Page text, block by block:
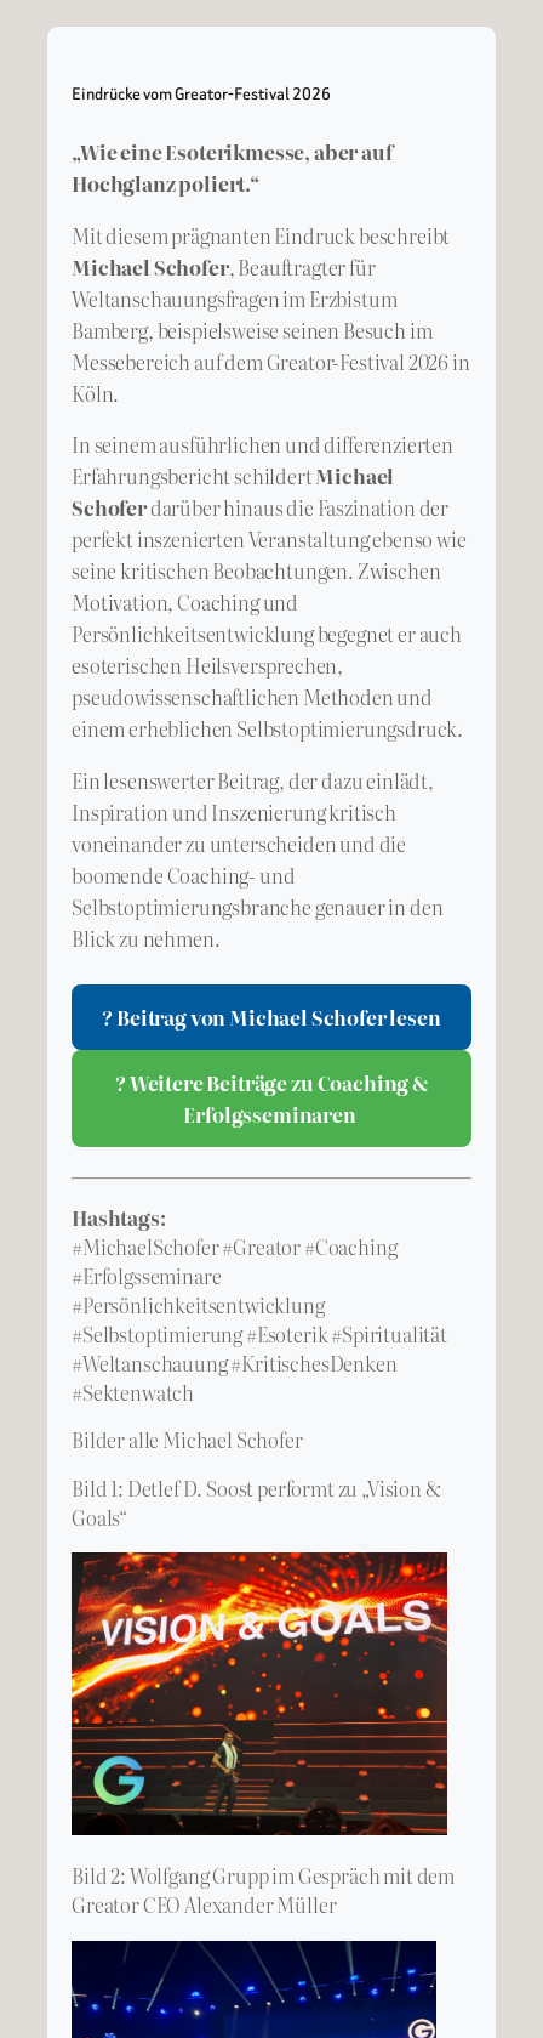
Eindrücke vom Greator-Festival 2026
„Wie eine Esoterikmesse, aber auf
Hochglanz poliert.“
Mit diesem prägnanten Eindruck beschreibt
Michael Schofer, Beauftragter für
Weltanschauungsfragen im Erzbistum
Bamberg, beispielsweise seinen Besuch im
Messebereich auf dem Greator-Festival 2026 in
Köln.
In seinem ausführlichen und differenzierten
Erfahrungsbericht schildertMichael
Schoferdarüber hinaus die Faszination der
perfekt inszenierten Veranstaltung ebenso wie
seine kritischen Beobachtungen. Zwischen
Motivation, Coaching und
Persönlichkeitsentwicklung begegnet er auch
esoterischen Heilsversprechen,
pseudowissenschaftlichen Methoden und
einem erheblichen Selbstoptimierungsdruck.
Ein lesenswerter Beitrag, der dazu einlädt,
Inspiration und Inszenierung kritisch
voneinander zu unterscheiden und die
boomende Coaching- und
Selbstoptimierungsbranche genauer in den
Blick zu nehmen.
? Beitrag von Michael Schofer lesen
? Weitere Beiträge zu Coaching &
Erfolgsseminaren
Hashtags:
#MichaelSchofer #Greator #Coaching
#Erfolgsseminare
#Persönlichkeitsentwicklung
#Selbstoptimierung #Esoterik #Spiritualität
#Weltanschauung #KritischesDenken
#Sektenwatch
Bilder alle Michael Schofer
Bild 1: Detlef D. Soost performt zu „Vision &
Goals“
Bild 2: Wolfgang Grupp im Gespräch mit dem
Greator CEO Alexander Müller